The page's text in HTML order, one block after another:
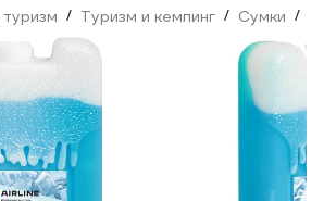
/ Туризм и кемпинг / Сумки /